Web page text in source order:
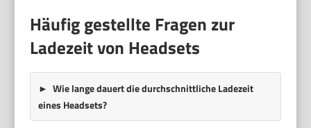
Häufig gestellte Fragen zur
Ladezeit von Headsets
Wie lange dauert die durchschnittliche Ladezeit
eines Headsets?